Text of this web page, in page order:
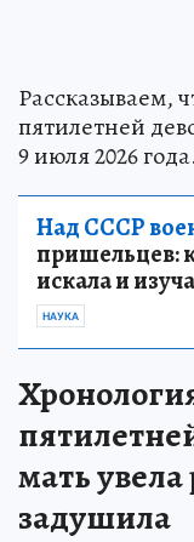
Рассказываем,
пятилетней
9 июля 2026 года.
Над СССР
пришельцев:
искала и
НАУКА
мать
задушила